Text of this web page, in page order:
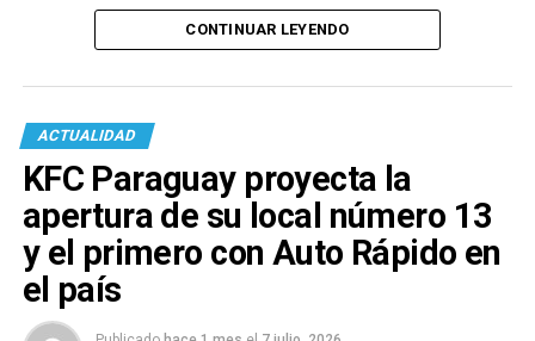
CONTINUAR LEYENDO
ACTUALIDAD
KFC Paraguay proyecta la
apertura de su local número 13
y el primero con Auto Rápido en
el país